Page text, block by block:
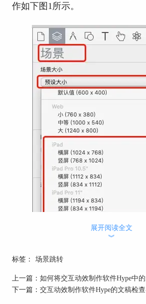
作如下图1所示。
图1：设置场景预设大小
场景大小相同大小的矩形。
展开阅读全文
︾
标签： 场景跳转
上一篇： 如何将交互动效制作软件Hype中
下一篇： 交互动效制作软件Hype的文稿检